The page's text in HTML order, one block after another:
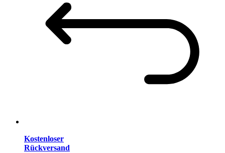
Kostenloser
Rückversand